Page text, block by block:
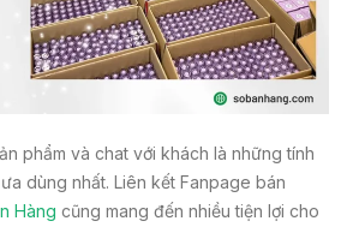
phẩm và chat với khách là những tính
dùng nhất. Liên kết Fanpage bán
Hàng cũng mang đến nhiều tiện lợi cho